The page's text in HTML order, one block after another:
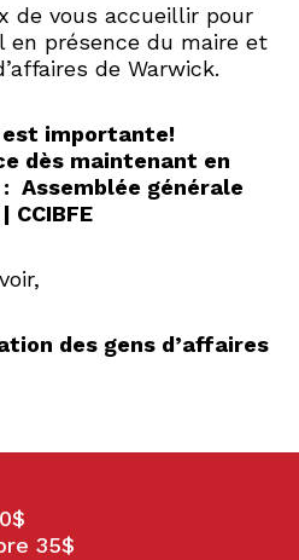
de vous accueillir pour
en présence du maire et
de Warwick.
importante!
dès maintenant en
Assemblée générale
CCIBFE
des gens d’affaires
35$